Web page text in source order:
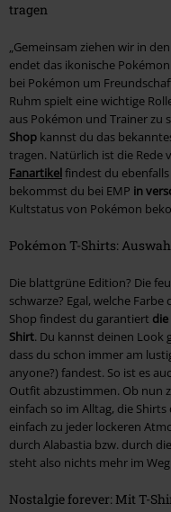
tragen
„Gemeinsam ziehen wir in
endet das ikonische
bei Pokémon um
Ruhm spielt eine wichtige
aus Pokémon und Trainer zu
Shop kannst du das
tragen. Natürlich ist die Rede
Fanartikelfindest du
bekommst du bei EMP in
Kultstatus von Pokémon
Pokémon T-Shirts:
Die blattgrüne Edition? Die
schwarze? Egal, welche
Shop findest du garantiert
Shirt. Du kannst deinen Look
dass du schon immer am
anyone?) fandest. So ist es
Outfit abzustimmen. Ob nun
einfach so im Alltag, die
einfach zu jeder lockeren
durch Alabastia bzw. durch
steht also nichts mehr im Weg!
Nostalgie forever: Mit T-